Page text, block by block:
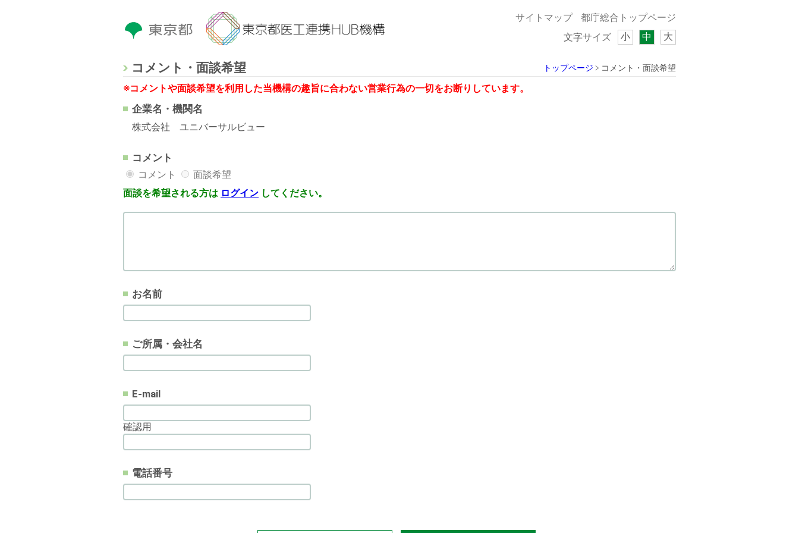
サイトマップ
都庁総合トップページ
文字サイズ
小 中 大
コメント・面談希望 トップページ コメント・面談希望
※コメントや面談希望を利用した当機構の趣旨に合わない営業行為の一切をお断りしています。
企業名・機関名
株式会社 ユニバーサルビュー
コメント
コメント
面談希望
面談を希望される方は ログイン してください。
お名前
ご所属・会社名
E-mail
確認用
電話番号